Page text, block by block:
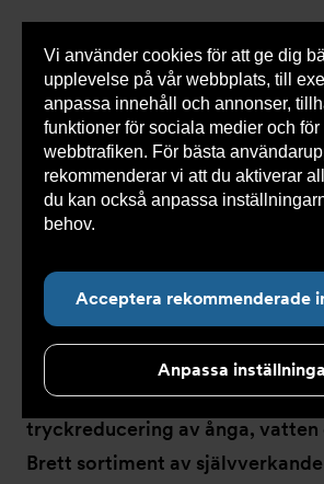
Vi använder cookies för att ge dig
upplevelse på vår webbplats, till
anpassa innehåll och annonser,
funktioner för sociala medier och för
webbtrafiken. För bästa
rekommenderar vi att du aktiverar
du kan också anpassa
behov.
Acceptera rekommenderade
Anpassa
0 varor
Du
här:
Armatec > Produkter > Ventiler
>
Reducerventiler
> Självverkande
Självverkande
Självverkande reducerventiler
tryckreducering av ånga, vatten
Brett sortiment av självverkande